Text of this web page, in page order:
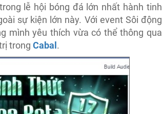
lễ hội bóng đá lớn nhất hành tinh
sự kiện lớn này. Với event Sôi động
mình yêu thích vừa có thể thông qua
trongCabal .